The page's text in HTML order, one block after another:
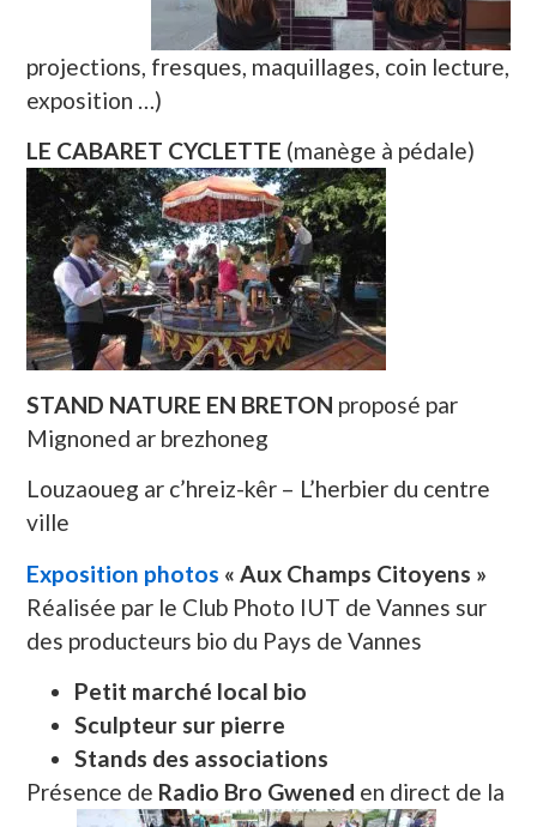
projections, fresques, maquillages, coin lecture,
exposition …)
LE CABARET CYCLETTE (manège à pédale)
STAND NATURE EN BRETON proposé par
Mignoned ar brezhoneg
Louzaoueg ar c’hreiz-kêr – L’herbier du centre
ville
Exposition photos « Aux Champs Citoyens »
Réalisée par le Club Photo IUT de Vannes sur
des producteurs bio du Pays de Vannes
Petit marché local bio
Sculpteur sur pierre
Stands des associations
Présence de Radio Bro Gwened en direct de la